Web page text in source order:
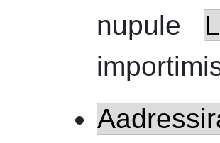
nupule